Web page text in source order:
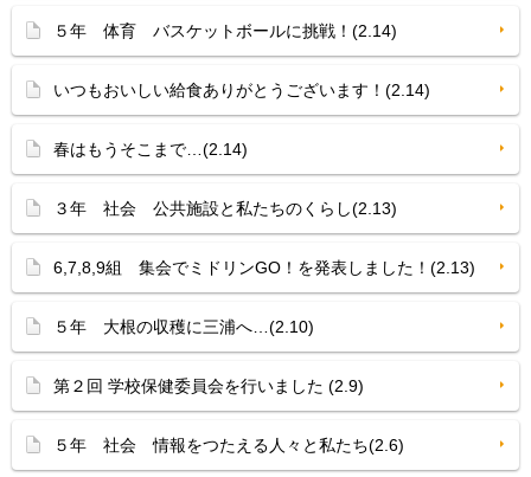
５年 体育 バスケットボールに挑戦！(2.14)
いつもおいしい給食ありがとうございます！(2.14)
春はもうそこまで…(2.14)
３年 社会 公共施設と私たちのくらし(2.13)
6,7,8,9組 集会でミドリンGO！を発表しました！(2.13)
５年 大根の収穫に三浦へ…(2.10)
第２回 学校保健委員会を行いました (2.9)
５年 社会 情報をつたえる人々と私たち(2.6)